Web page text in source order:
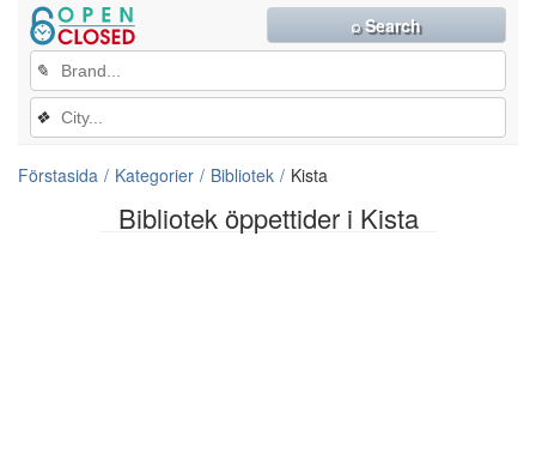
Bibliotek öppettider i Kista
✎
❖
⌕ Search
Förstasida Kategorier Bibliotek Kista